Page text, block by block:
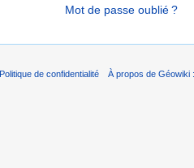
Mot de passe oublié ?
Politique de confidentialité À propos de Géowiki